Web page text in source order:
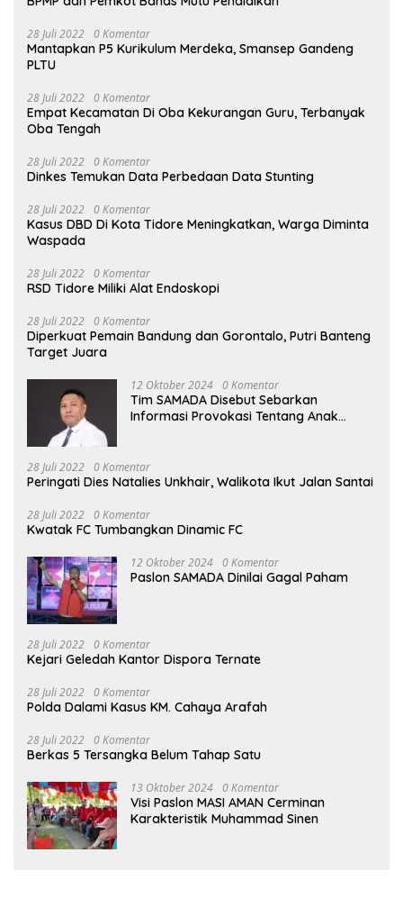
28 Juli 2022 0 Komentar
Mantapkan P5 Kurikulum Merdeka, Smansep Gandeng
PLTU
28 Juli 2022 0 Komentar
Empat Kecamatan Di Oba Kekurangan Guru, Terbanyak
Oba Tengah
28 Juli 2022 0 Komentar
Dinkes Temukan Data Perbedaan Data Stunting
28 Juli 2022 0 Komentar
Kasus DBD Di Kota Tidore Meningkatkan, Warga Diminta
Waspada
28 Juli 2022 0 Komentar
RSD Tidore Miliki Alat Endoskopi
28 Juli 2022 0 Komentar
Diperkuat Pemain Bandung dan Gorontalo, Putri Banteng
Target Juara
12 Oktober 2024 0 Komentar
Tim SAMADA Disebut Sebarkan
Informasi Provokasi Tentang Anak
28 Juli 2022 0 Komentar
Peringati Dies Natalies Unkhair, Walikota Ikut Jalan Santai
28 Juli 2022 0 Komentar
Kwatak FC Tumbangkan Dinamic FC
12 Oktober 2024 0 Komentar
Paslon SAMADA Dinilai Gagal Paham
28 Juli 2022 0 Komentar
Kejari Geledah Kantor Dispora Ternate
28 Juli 2022 0 Komentar
Polda Dalami Kasus KM. Cahaya Arafah
28 Juli 2022 0 Komentar
Berkas 5 Tersangka Belum Tahap Satu
13 Oktober 2024 0 Komentar
Visi Paslon MASI AMAN Cerminan
Karakteristik Muhammad Sinen